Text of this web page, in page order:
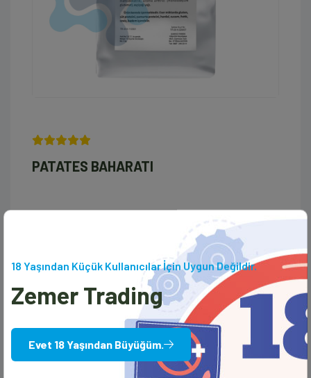
PATATES BAHARATI
Detaylı Bilgi Al
18 Yaşından Küçük Kullanıcılar İçin Uygun Değildir.
Zemer Trading
Evet 18 Yaşından Büyüğüm.